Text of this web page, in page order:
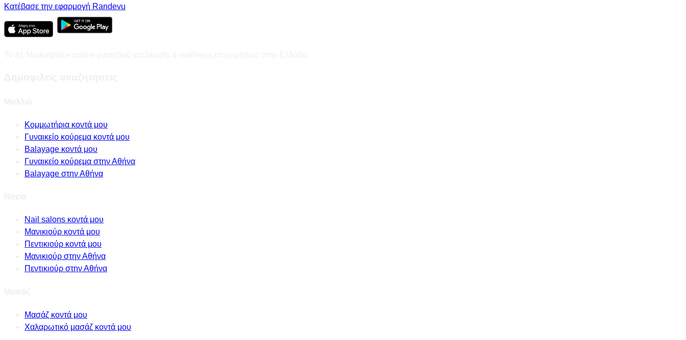
Κατέβασε την εφαρμογή Randevu
Κομμωτήρια κοντά μου
Γυναικείο κούρεμα κοντά μου
Balayage κοντά μου
Γυναικείο κούρεμα στην Αθήνα
Balayage στην Αθήνα
Nail salons κοντά μου
Μανικιούρ κοντά μου
Πεντικιούρ κοντά μου
Μανικιούρ στην Αθήνα
Πεντικιούρ στην Αθήνα
Μασάζ κοντά μου
Χαλαρωτικό μασάζ κοντά μου